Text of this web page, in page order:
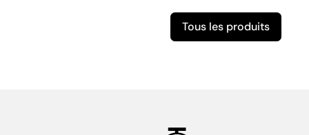
Tous les produits